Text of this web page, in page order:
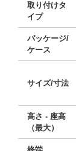
取り付けタ
イプ
パッケージ/
ケース
サイズ/寸法
高さ - 座高
（最大）